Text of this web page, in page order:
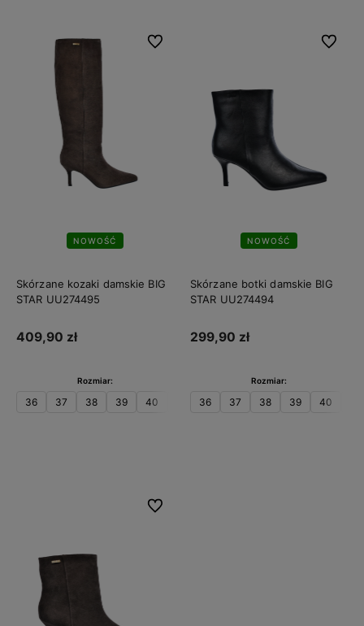
NOWOŚĆ
Skórzane kozaki damskie BIG
STAR UU274495
409,90 zł
Rozmiar:
36 37 38 39 40
Do ulubionych
NOWOŚĆ
Skórzane botki damskie BIG
STAR UU274494
299,90 zł
Rozmiar:
36 37 38 39 40
Do
Do ulubionych